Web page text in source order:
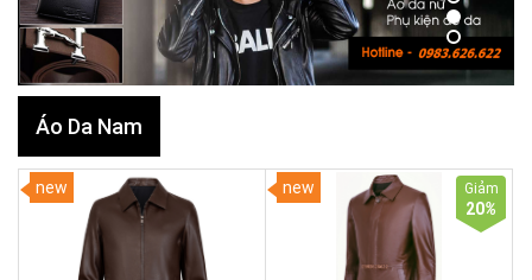
Áo Da Nam
new new Giảm
20%